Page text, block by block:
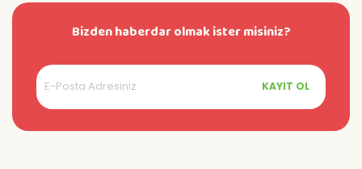
Bizden haberdar olmak ister misiniz?
KAYIT OL